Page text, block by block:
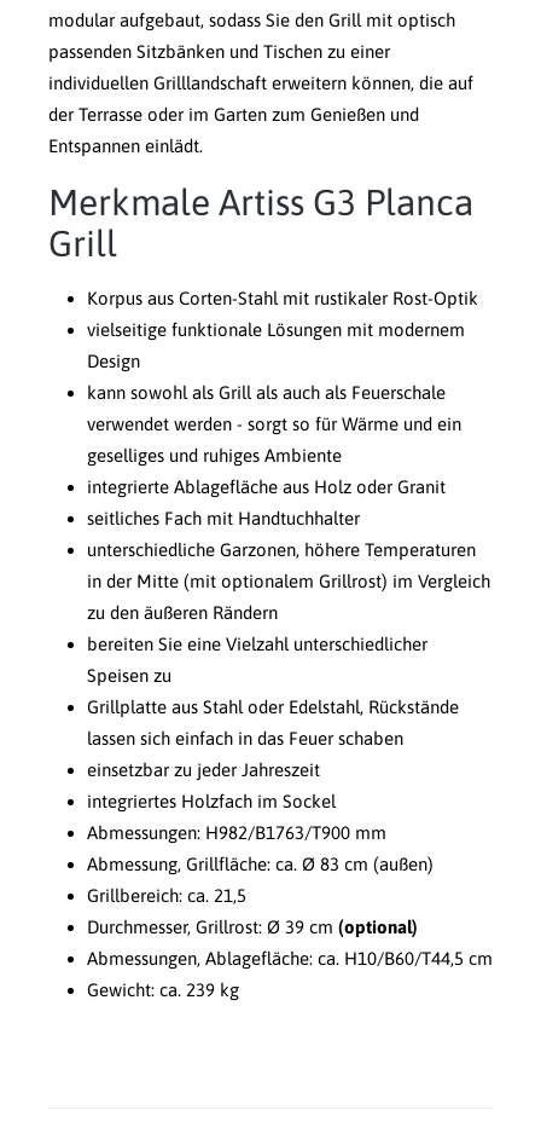
modular aufgebaut, sodass Sie den Grill mit optisch
passenden Sitzbänken und Tischen zu einer
individuellen Grilllandschaft erweitern können, die auf
der Terrasse oder im Garten zum Genießen und
Entspannen einlädt.
Merkmale Artiss G3 Planca
Grill
Korpus aus Corten-Stahl mit rustikaler Rost-Optik
vielseitige funktionale Lösungen mit modernem
Design
kann sowohl als Grill als auch als Feuerschale
verwendet werden - sorgt so für Wärme und ein
geselliges und ruhiges Ambiente
integrierte Ablagefläche aus Holz oder Granit
seitliches Fach mit Handtuchhalter
unterschiedliche Garzonen, höhere Temperaturen
in der Mitte (mit optionalem Grillrost) im Vergleich
zu den äußeren Rändern
bereiten Sie eine Vielzahl unterschiedlicher
Speisen zu
Grillplatte aus Stahl oder Edelstahl, Rückstände
lassen sich einfach in das Feuer schaben
einsetzbar zu jeder Jahreszeit
integriertes Holzfach im Sockel
Abmessungen: H982/B1763/T900 mm
Abmessung, Grillfläche: ca. Ø 83 cm (außen)
Grillbereich: ca. 21,5
Durchmesser, Grillrost: Ø 39 cm (optional)
Abmessungen, Ablagefläche: ca. H10/B60/T44,5 cm
Gewicht: ca. 239 kg